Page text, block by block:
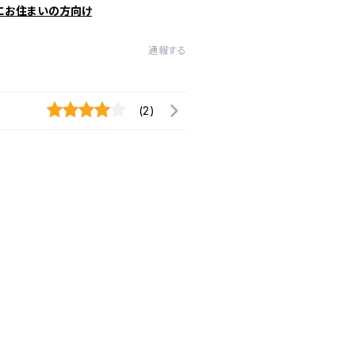
お住まいの方向け
通報する
(2)